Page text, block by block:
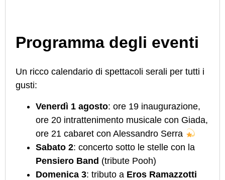
Programma degli eventi
Un ricco calendario di spettacoli serali per tutti i
gusti:
Venerdì 1 agosto: ore 19 inaugurazione,
ore 20 intrattenimento musicale con Giada,
ore 21 cabaret con Alessandro Serra
Sabato 2: concerto sotto le stelle con la
Pensiero Band (tribute Pooh)
Domenica 3: tributo a Eros Ramazzotti